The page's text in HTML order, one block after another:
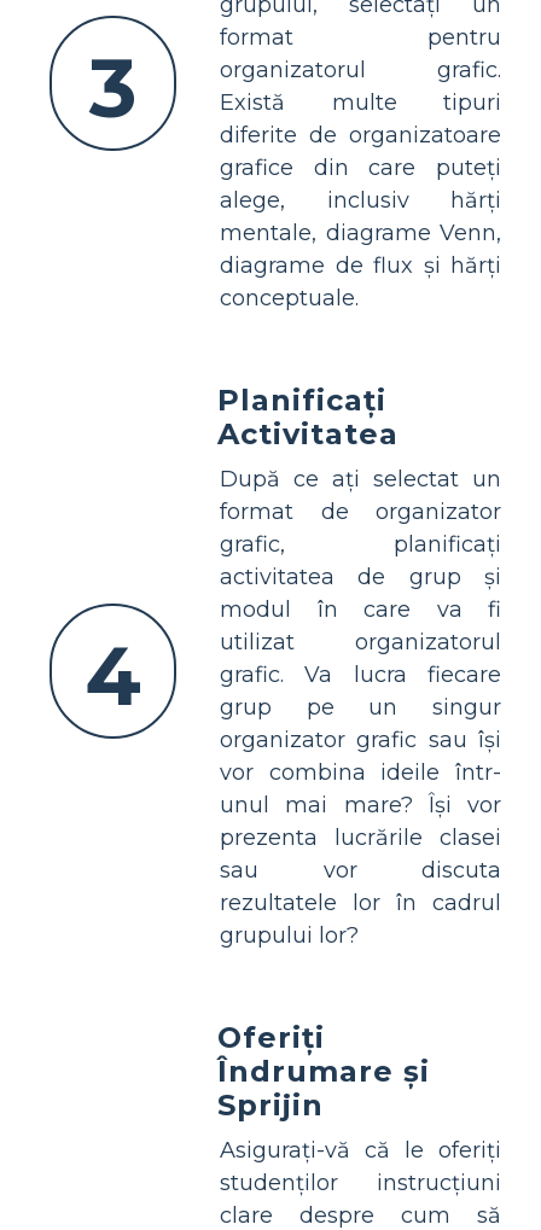
3
format pentru
organizatorul grafic.
Există multe tipuri
diferite de organizatoare
grafice din care puteți
alege, inclusiv hărți
mentale, diagrame Venn,
diagrame de flux și hărți
conceptuale.
4
Planificați
Activitatea
După ce ați selectat un
format de organizator
grafic, planificați
activitatea de grup și
modul în care va fi
utilizat organizatorul
grafic. Va lucra fiecare
grup pe un singur
organizator grafic sau își
vor combina ideile într-
unul mai mare? Își vor
prezenta lucrările clasei
sau vor discuta
rezultatele lor în cadrul
grupului lor?
Oferiți
Îndrumare și
Sprijin
Asigurați-vă că le oferiți
studenților instrucțiuni
clare despre cum să